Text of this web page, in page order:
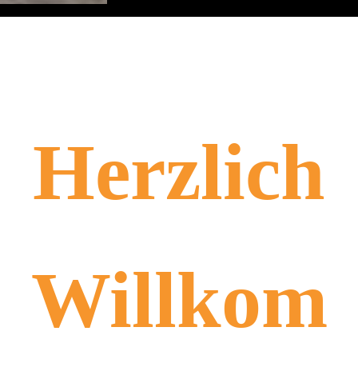
Herzlich
Willkom